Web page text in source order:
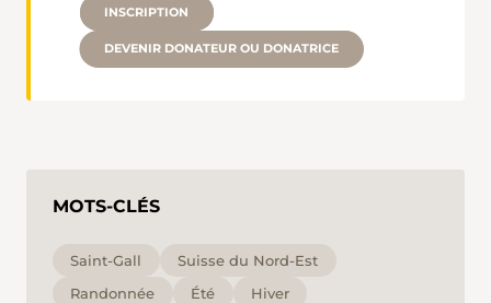
INSCRIPTION
DEVENIR DONATEUR OU DONATRICE
MOTS-CLÉS
Saint-Gall
Suisse du Nord-Est
Randonnée
Été
Hiver